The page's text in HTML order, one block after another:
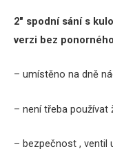
2″ spodní sání s
verzi bez
– umístěno na dně
– není třeba používat
– bezpečnost , ventil